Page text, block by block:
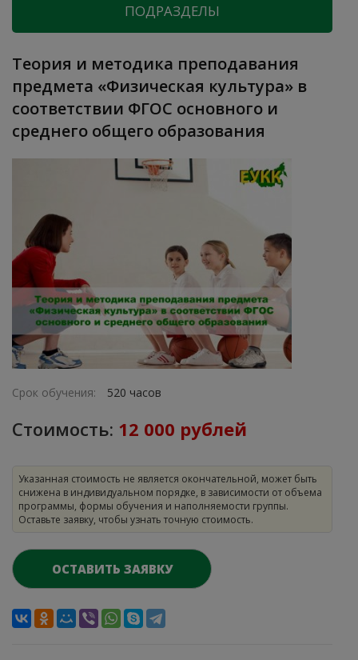
ПОДРАЗДЕЛЫ
Теория и методика преподавания
предмета «Физическая культура» в
соответствии ФГОС основного и
среднего общего образования
Срок обучения: 520 часов
Стоимость: 12 000 рублей
Указанная стоимость не является окончательной, может быть
снижена в индивидуальном порядке, в зависимости от объема
программы, формы обучения и наполняемости группы.
Оставьте заявку, чтобы узнать точную стоимость.
ОСТАВИТЬ ЗАЯВКУ